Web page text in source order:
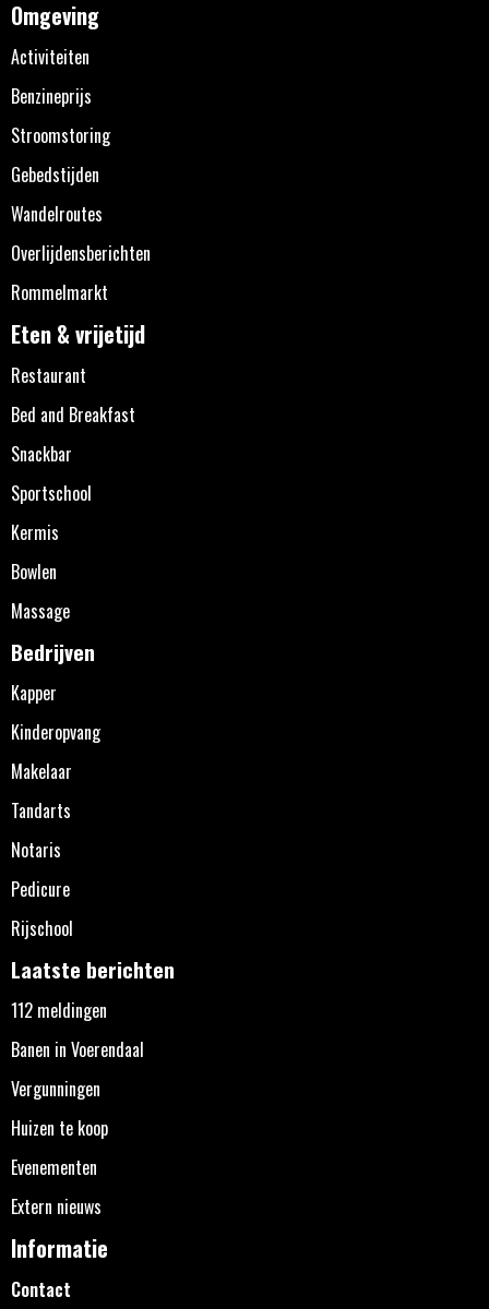
Omgeving
Activiteiten
Benzineprijs
Stroomstoring
Gebedstijden
Wandelroutes
Overlijdensberichten
Rommelmarkt
Eten & vrijetijd
Restaurant
Bed and Breakfast
Snackbar
Sportschool
Kermis
Bowlen
Massage
Bedrijven
Kapper
Kinderopvang
Makelaar
Tandarts
Notaris
Pedicure
Rijschool
Laatste berichten
112 meldingen
Banen in Voerendaal
Vergunningen
Huizen te koop
Evenementen
Extern nieuws
Informatie
Contact